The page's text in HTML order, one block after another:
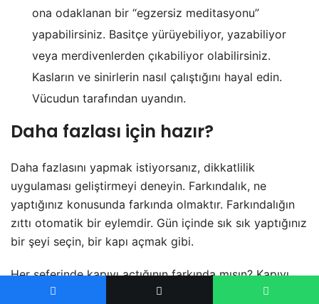
ona odaklanan bir “egzersiz meditasyonu”
yapabilirsiniz. Basitçe yürüyebiliyor, yazabiliyor
veya merdivenlerden çıkabiliyor olabilirsiniz.
Kasların ve sinirlerin nasıl çalıştığını hayal edin.
Vücudun tarafından uyandın.
Daha fazlası için hazır?
Daha fazlasını yapmak istiyorsanız, dikkatlilik
uygulaması geliştirmeyi deneyin. Farkındalık, ne
yaptığınız konusunda farkında olmaktır. Farkındalığın
zıttı otomatik bir eylemdir. Gün içinde sık sık yaptığınız
bir şeyi seçin, bir kapı açmak gibi.
Her seferinde kapıyı açtığının farkında mısın? Kapıyı
açarken gerçekten var mısın? Kapıdaki elinizin, kapının